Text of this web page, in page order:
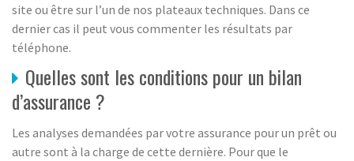
site ou être sur l’un de nos plateaux techniques. Dans ce
dernier cas il peut vous commenter les résultats par
téléphone.
Quelles sont les conditions pour un bilan
d’assurance ?
Les analyses demandées par votre assurance pour un prêt ou
autre sont à la charge de cette dernière. Pour que le